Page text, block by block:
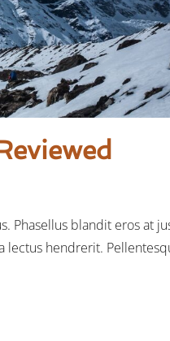
Phasellus blandit eros at
lectus hendrerit.